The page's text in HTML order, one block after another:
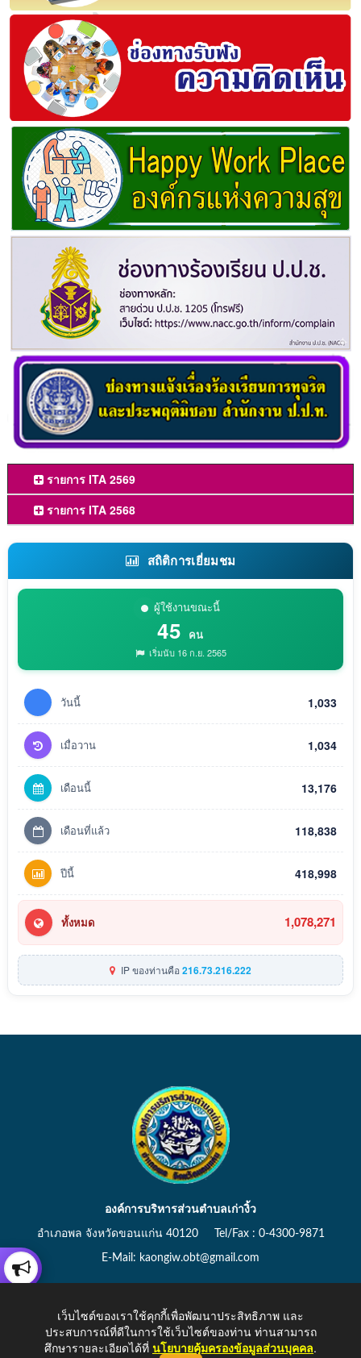
รายการ ITA 2569
รายการ ITA 2568
สถิติการเยี่ยมชม
ผู้ใช้งานขณะนี้
45 คน
เริ่มนับ 16 ก.ย. 2565
วันนี้ 1,033
เมื่อวาน 1,034
เดือนนี้ 13,176
เดือนที่แล้ว 118,838
ปีนี้ 418,998
ทั้งหมด 1,078,271
IP ของท่านคือ216.73.216.222
องค์การบริหารส่วนตำบลเก่างิ้ว
อำเภอพล จังหวัดขอนแก่น 40120 Tel/Fax : 0-4300-9871
E-Mail: kaongiw.obt@gmail.com
Copyright © 2026 All Right Resive http://www.kaongiw.go.th
เว็บไซต์ของเราใช้คุกกี้เพื่อพัฒนาประสิทธิภาพ และ
ประสบการณ์ที่ดีในการใช้เว็บไซต์ของท่าน ท่านสามารถ
ศึกษารายละเอียดได้ที่ นโยบายคุ้มครองข้อมูลส่วนบุคคล.